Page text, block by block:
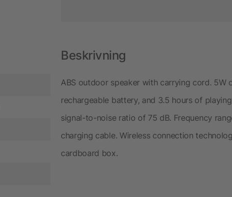
Beskrivning
ABS outdoor speaker with carrying cord.
rechargeable battery, and 3.5 hours of
signal-to-noise ratio of 75 dB. Frequency
charging cable. Wireless connection
cardboard box.